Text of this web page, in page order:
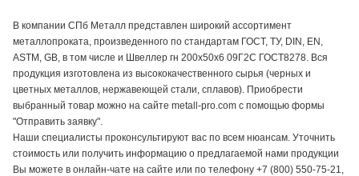
В компании СПб Металл представлен широкий ассортимент
металлопроката, произведенного по стандартам ГОСТ, ТУ, DIN, EN,
ASTM, GB, в том числе и Швеллер гн 200х50х6 09Г2С ГОСТ8278. Вся
продукция изготовлена из высококачественного сырья (черных и
цветных металлов, нержавеющей стали, сплавов). Приобрести
выбранный товар можно на сайте metall-pro.com с помощью формы
"Отправить заявку".
Наши специалисты проконсультируют вас по всем нюансам. Уточнить
стоимость или получить информацию о предлагаемой нами продукции
Вы можете в онлайн-чате на сайте или по телефону +7 (800) 550-75-21,